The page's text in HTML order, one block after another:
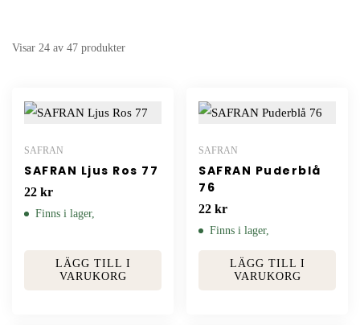
Visar 24 av 47 produkter
SAFRAN
SAFRAN Ljus Ros 77
22 kr
Finns i lager,
LÄGG TILL I
VARUKORG
SAFRAN
SAFRAN Puderblå
76
22 kr
Finns i lager,
LÄGG TILL I
VARUKORG